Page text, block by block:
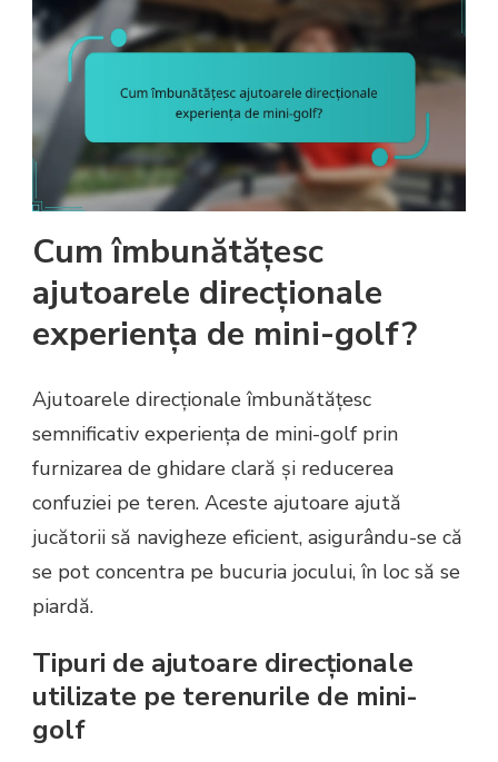
Cum îmbunătățesc
ajutoarele direcționale
experiența de mini-golf?
Ajutoarele direcționale îmbunătățesc
semnificativ experiența de mini-golf prin
furnizarea de ghidare clară și reducerea
confuziei pe teren. Aceste ajutoare ajută
jucătorii să navigheze eficient, asigurându-se că
se pot concentra pe bucuria jocului, în loc să se
piardă.
Tipuri de ajutoare direcționale
utilizate pe terenurile de mini-
golf